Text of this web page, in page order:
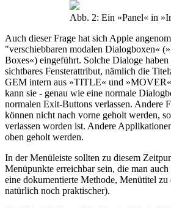
Abb. 2: Ein »Panel« in
Auch dieser Frage hat sich Apple
"verschiebbaren modalen Dialogboxen«
Boxes«) eingeführt. Solche Dialoge
sichtbares Fensterattribut, nämlich die
GEM intern aus »TITLE« und »MOVER«
kann sie - genau wie eine normale
normalen Exit-Buttons verlassen. Andere
können nicht nach vorne geholt werden,
verlassen worden ist. Andere
oben geholt werden.
In der Menüleiste sollten zu diesem
Menüpunkte erreichbar sein, die man auch
eine dokumentierte Methode, Menütitel zu
natürlich noch praktischer).